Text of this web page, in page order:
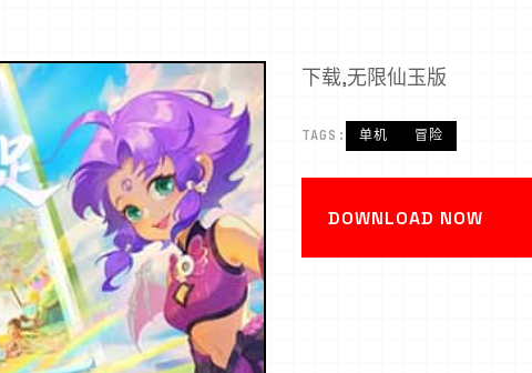
下载,无限仙玉版
TAGS: 单机 冒险
DOWNLOAD NOW